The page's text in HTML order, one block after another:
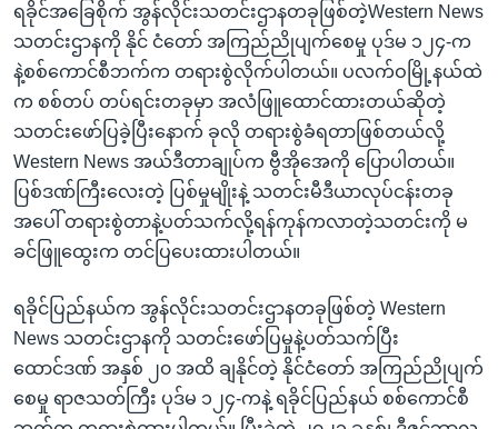
ကျော်
ရန်
ရခိုင်အခြေစိုက် အွန်လိုင်းသတင်းဌာနတခုဖြစ်တဲ့Western News
သတင်းဌာနကို နိုင် ငံတော် အကြည်ညိုပျက်စေမှု ပုဒ်မ ၁၂၄-က
နဲ့စစ်ကောင်စီဘက်က တရားစွဲလိုက်ပါတယ်။ ပလက်ဝမြို့နယ်ထဲ
က စစ်တပ် တပ်ရင်းတခုမှာ အလံဖြူထောင်ထားတယ်ဆိုတဲ့
သတင်းဖော်ပြခဲ့ပြီးနောက် ခုလို တရားစွဲခံရတာဖြစ်တယ်လို့
Western News အယ်ဒီတာချုပ်က ဗွီအိုအေကို ပြောပါတယ်။
ပြစ်ဒဏ်ကြီးလေးတဲ့ ပြစ်မှုမျိုးနဲ့ သတင်းမီဒီယာလုပ်ငန်းတခု
အပေါ် တရားစွဲတာနဲ့ပတ်သက်လို့ရန်ကုန်ကလာတဲ့သတင်းကို မ
ခင်ဖြူထွေးက တင်ပြပေးထားပါတယ်။
ရခိုင်ပြည်နယ်က အွန်လိုင်းသတင်းဌာနတခုဖြစ်တဲ့ Western
News သတင်းဌာနကို သတင်းဖော်ပြမှုနဲ့ပတ်သက်ပြီး
ထောင်ဒဏ် အနှစ် ၂၀ အထိ ချနိုင်တဲ့ နိုင်ငံတော် အကြည်ညိုပျက်
စေမှု ရာဇသတ်ကြီး ပုဒ်မ ၁၂၄-ကနဲ့ ရခိုင်ပြည်နယ် စစ်ကောင်စီ